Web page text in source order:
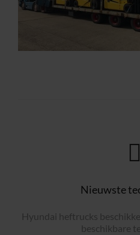
Nieuwste
Hyundai heftrucks
beschikbare